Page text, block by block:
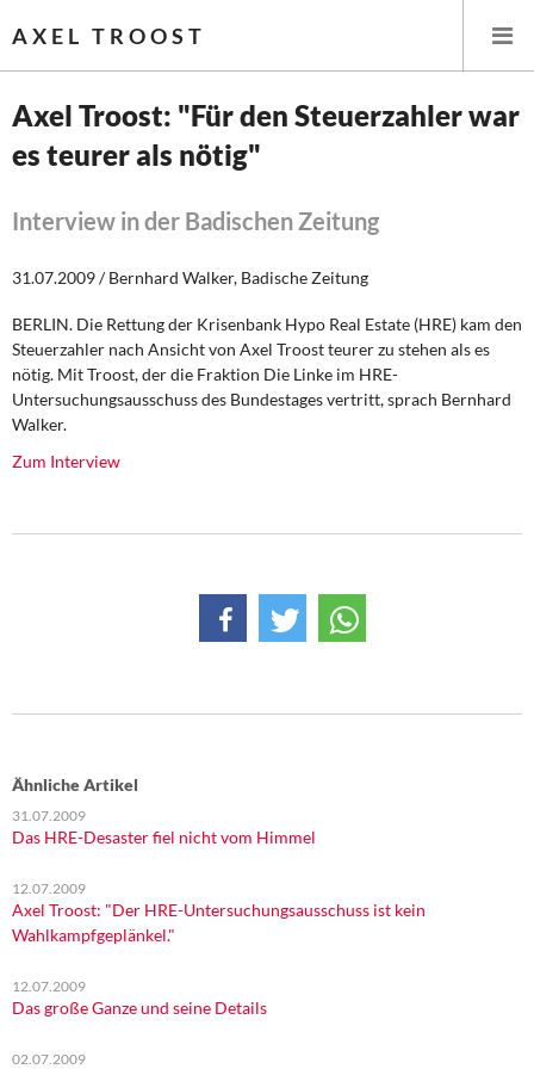
AXEL TROOST
Startseite
Themen
Leitlinien linker Wirtschafts- und Finanzpolitik
Wirtschaftspolitik
Steuer- und Finanzpolitik
Institut Solidarische Moderne
Rosa-Luxemburg-Stiftung
Über mich
Kontakt
Axel Troost: "Für den Steuerzahler war
es teurer als nötig"
Interview in der Badischen Zeitung
31.07.2009 / Bernhard Walker, Badische Zeitung
BERLIN. Die Rettung der Krisenbank Hypo Real Estate (HRE) kam den
Steuerzahler nach Ansicht von Axel Troost teurer zu stehen als es
nötig. Mit Troost, der die Fraktion Die Linke im HRE-
Untersuchungsausschuss des Bundestages vertritt, sprach Bernhard
Walker.
Zum Interview
Ähnliche Artikel
31.07.2009
Das HRE-Desaster fiel nicht vom Himmel
12.07.2009
Axel Troost: "Der HRE-Untersuchungsausschuss ist kein
Wahlkampfgeplänkel."
12.07.2009
Das große Ganze und seine Details
02.07.2009